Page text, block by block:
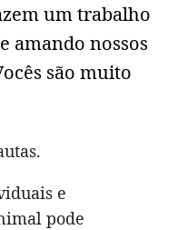
um trabalho
amando nossos
são muito
e
pode